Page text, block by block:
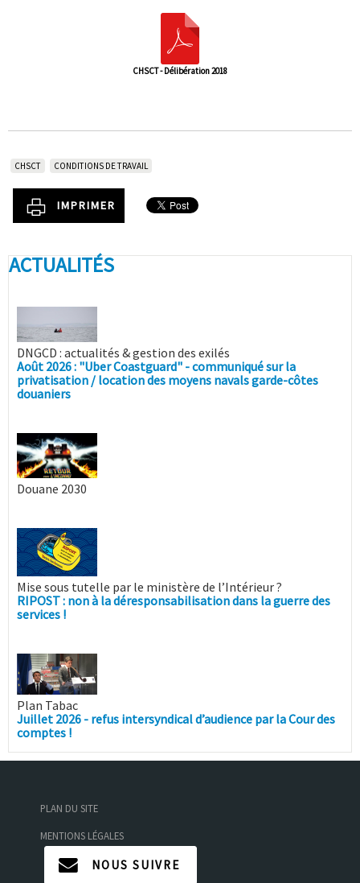
CHSCT - Délibération 2018
CHSCT CONDITIONS DE TRAVAIL
IMPRIMER
ACTUALITÉS
DNGCD : actualités & gestion des exilés
Août 2026 : "Uber Coastguard" - communiqué sur la
privatisation / location des moyens navals garde-côtes
douaniers
Douane 2030
Mise sous tutelle par le ministère de l’Intérieur ?
RIPOST : non à la déresponsabilisation dans la guerre des
services !
Plan Tabac
Juillet 2026 - refus intersyndical d’audience par la Cour des
comptes !
PLAN DU SITE
MENTIONS LÉGALES
NOUS SUIVRE